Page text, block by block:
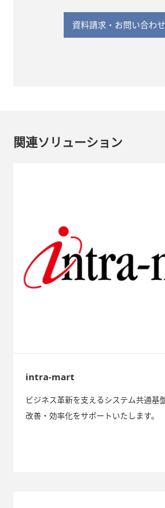
資料請求・お問い合わ
関連ソリューション
intra-mart
ビジネス革新を支えるシステム共通
改善・効率化をサポートいたします。